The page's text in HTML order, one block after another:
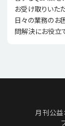
お受け取りいた
日々の業務のお
問解決にお役立
月刊公益